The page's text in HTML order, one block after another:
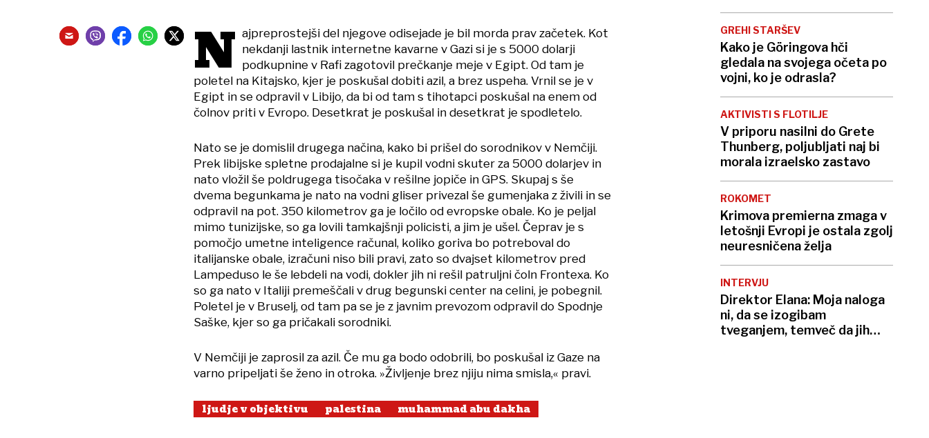
N ajpreprostejši del njegove odisejade je bil morda prav začetek. Kot
nekdanji lastnik internetne kavarne v Gazi si je s 5000 dolarji
podkupnine v Rafi zagotovil prečkanje meje v Egipt. Od tam je
poletel na Kitajsko, kjer je poskušal dobiti azil, a brez uspeha. Vrnil se je v
Egipt in se odpravil v Libijo, da bi od tam s tihotapci poskušal na enem od
čolnov priti v Evropo. Desetkrat je poskušal in desetkrat je spodletelo.
Nato se je domislil drugega načina, kako bi prišel do sorodnikov v Nemčiji.
Prek libijske spletne prodajalne si je kupil vodni skuter za 5000 dolarjev in
nato vložil še poldrugega tisočaka v rešilne jopiče in GPS. Skupaj s še
dvema begunkama je nato na vodni gliser privezal še gumenjaka z živili in se
odpravil na pot. 350 kilometrov ga je ločilo od evropske obale. Ko je peljal
mimo tunizijske, so ga lovili tamkajšnji policisti, a jim je ušel. Čeprav je s
pomočjo umetne inteligence računal, koliko goriva bo potreboval do
italijanske obale, izračuni niso bili pravi, zato so dvajset kilometrov pred
Lampeduso le še lebdeli na vodi, dokler jih ni rešil patruljni čoln Frontexa. Ko
so ga nato v Italiji premeščali v drug begunski center na celini, je pobegnil.
Poletel je v Bruselj, od tam pa se je z javnim prevozom odpravil do Spodnje
Saške, kjer so ga pričakali sorodniki.
V Nemčiji je zaprosil za azil. Če mu ga bodo odobrili, bo poskušal iz Gaze na
varno pripeljati še ženo in otroka. »Življenje brez njiju nima smisla,« pravi.
ljudje v objektivu palestina muhammad abu dakha
GREHI STARŠEV
Kako je Göringova hči
gledala na svojega očeta po
vojni, ko je odrasla?
AKTIVISTI S FLOTILJE
V priporu nasilni do Grete
Thunberg, poljubljati naj bi
morala izraelsko zastavo
ROKOMET
Krimova premierna zmaga v
letošnji Evropi je ostala zgolj
neuresničena želja
INTERVJU
Direktor Elana: Moja naloga
ni, da se izogibam
tveganjem, temveč da jih